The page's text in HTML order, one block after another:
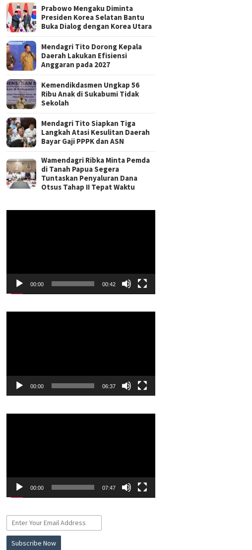
Prabowo Mengaku Diminta
Presiden Korea Selatan Bantu
Buka Dialog dengan Korea Utara
Mendagri Tito Dorong Kepala
Daerah Lakukan Efisiensi
Anggaran pada 2027
Kemendikdasmen Ungkap 56
Ribu Anak di Sukabumi Tidak
Sekolah
Mendagri Tito Siapkan Tiga
Langkah Atasi Kesulitan Daerah
Bayar Gaji PPPK dan ASN
Wamendagri Ribka Minta Pemda
di Tanah Papua Segera
Tuntaskan Penyaluran Dana
Otsus Tahap II Tepat Waktu
00:00 00:42
00:00 06:37
00:00 07:47